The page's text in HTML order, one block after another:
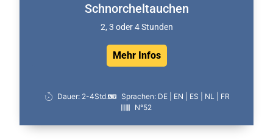
Schnorcheltauchen
2, 3 oder 4 Stunden
Mehr Infos
Dauer: 2-4Std.
Sprachen: DE | EN | ES | NL | FR
N°52